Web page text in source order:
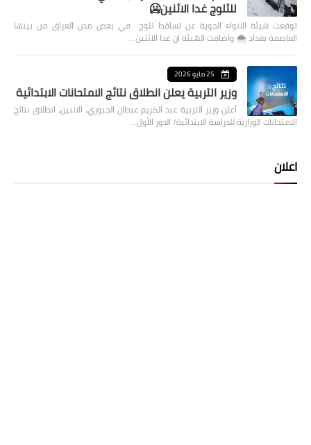
للثلوج غدا الاثنين🥶
توقعت هيئة الانواء الجوية عن تساقط ثلوج في بعض مدن العراق من بينها
العاصمة بغداد ⁦🌨️⁩ واضافت الهيئة ان غدا الاثنين …
25 مايو 2026
وزير التربية يعلن انطلاق نتائج الامتحانات الابتدائية
أعلن وزير التربية عبد الكريم عبطان الجبوري، الاثنين، انطلاق نتائج
الامتحانات الوزارية للدراسة الابتدائية/ الدور الأول…
اعلان